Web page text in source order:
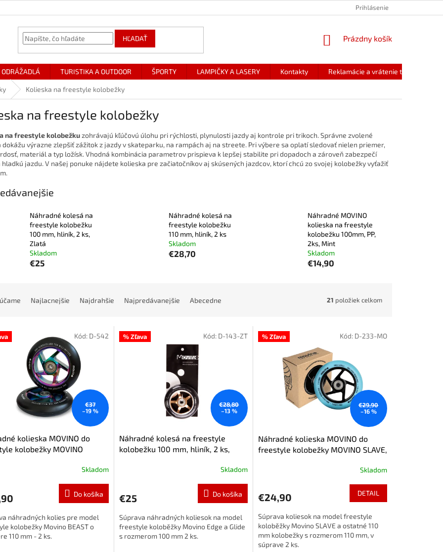
Prihlásenie
HĽADAŤ
NÁKUPNÝ
Prázdny košík
ODRÁŽADLÁ TURISTIKA A OUTDOOR ŠPORTY LAMPIČKY A LASERY Kontakty Reklamácie a vrátenie tovaru
Kolieska na freestyle kolobežky
na freestyle kolobežky
na freestyle kolobežkuzohrávajú kľúčovú úlohu pri rýchlosti, plynulosti jazdy aj kontrole pri trikoch. Správne zvolené
dokážu výrazne zlepšiť zážitok z jazdy v skateparku, na rampách aj na streete. Pri výbere sa oplatí sledovať nielen priemer,
materiál a typ ložísk. Vhodná kombinácia parametrov prispieva k lepšej stabilite pri dopadoch a zároveň zabezpečí
hladkú jazdu. V našej ponuke nájdete kolieska pre začiatočníkov aj skúsených jazdcov, ktorí chcú zo svojej kolobežky vyťažiť
Náhradné kolesá na
freestyle kolobežku
100 mm, hliník, 2 ks,
Zlatá
Skladom
€25
Náhradné kolesá na
freestyle kolobežku
110 mm, hliník, 2 ks
Skladom
€28,70
Náhradné MOVINO
kolieska na freestyle
kolobežku 100mm, PP,
2ks, Mint
Skladom
€14,90
Najlacnejšie Najdrahšie Najpredávanejšie Abecedne 21 položiek celkom
€37
–19 %
kolieska MOVINO do
kolobežky MOVINO
Skladom
Do košíka
náhradných kolies pre model
kolobežky Movino BEAST o
110 mm - 2 ks.
Kód: D-542 % Zľava
€28,80
–13 %
Náhradné kolesá na freestyle
kolobežku 100 mm, hliník, 2 ks,
Skladom
€25 Do košíka
Súprava náhradných koliesok na model
freestyle koloběžky Movino Edge a Glide
s rozmerom 100 mm 2 ks.
Kód: D-143-ZT % Zľava
€29,90
–16 %
Náhradné kolieska MOVINO do
freestyle kolobežky MOVINO SLAVE,
Skladom
€24,90 DETAIL
Súprava koliesok na model freestyle
koloběžky Movino SLAVE a ostatné 110
mm kolobežky s rozmerom 110 mm, v
súprave 2 ks.
Kód: D-233-MO